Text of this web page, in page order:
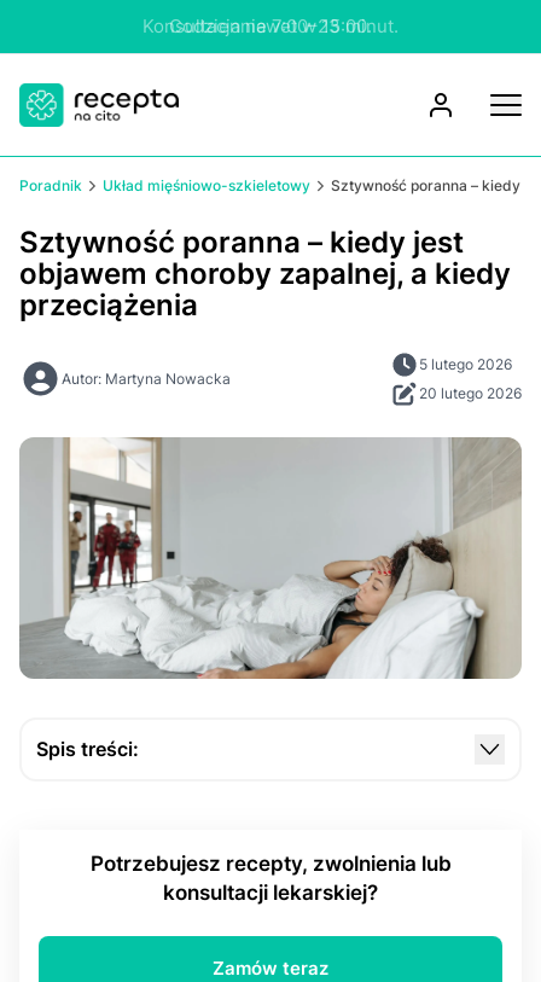
Konsultacja nawet w 15 minut.
Poradnik Układ mięśniowo-szkieletowy Sztywność poranna – kiedy
Sztywność poranna – kiedy jest
objawem choroby zapalnej, a kiedy
przeciążenia
Autor: Martyna Nowacka
5 lutego 2026
20 lutego 2026
Spis treści:
porannej?
Czy choroba zwyrodnieniowa stawów powoduje
Czy ZZSK i inne stany zapalne stawów wpływają
Potrzebujesz recepty, zwolnienia lub
konsultacji lekarskiej?
Zamów teraz